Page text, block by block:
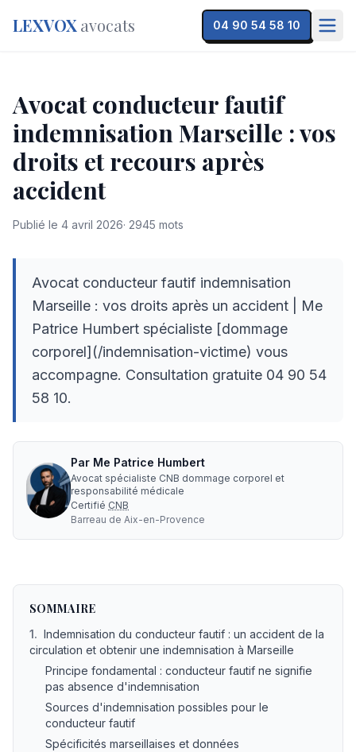
LEXVOX avocats 04 90 54 58 10
Avocat conducteur fautif
indemnisation Marseille : vos
droits et recours après
accident
Publié le 4 avril 2026· 2945 mots
Avocat conducteur fautif indemnisation
Marseille : vos droits après un accident | Me
Patrice Humbert spécialiste [dommage
corporel](/indemnisation-victime) vous
accompagne. Consultation gratuite 04 90 54
58 10.
Par Me Patrice Humbert
Avocat spécialiste CNB dommage corporel et
responsabilité médicale
Certifié CNB
Barreau de Aix-en-Provence
SOMMAIRE
1. Indemnisation du conducteur fautif : un accident de la
circulation et obtenir une indemnisation à Marseille
Principe fondamental : conducteur fautif ne signifie
pas absence d'indemnisation
Sources d'indemnisation possibles pour le
conducteur fautif
Spécificités marseillaises et données